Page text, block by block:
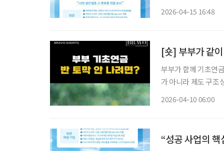
2026-04-15 16:48
[숏] 부부가 같
부부가 함께 기초연
가 아니라 제도 구조
2026-04-10 06:00
“성공 사업의